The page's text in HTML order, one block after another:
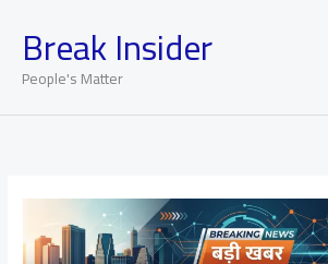
contentBreak Insider
People's Matter